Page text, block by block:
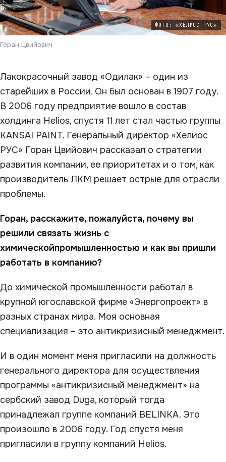
ФОТО: «ХЕЛИОС РУС»
Горан Цвийович
Лакокрасочный завод «Одилак» – один из
старейших в России. Он был основан в 1907 году.
В 2006 году предприятие вошло в состав
холдинга Helios, спустя 11 лет стал частью группы
KANSAI PAINT. Генеральный директор «Хелиос
РУС» Горан Цвийович рассказал о стратегии
развития компании, ее приоритетах и о том, как
производитель ЛКМ решает острые для отрасли
проблемы.
Горан, расскажите, пожалуйста, почему вы
решили связать жизнь с
химическойпромышленностью и как вы пришли
работать в компанию?
До химической промышленности работал в
крупной югославской фирме «Энергопроект» в
разных странах мира. Моя основная
специализация – это антикризисный менеджмент.
И в один момент меня пригласили на должность
генерального директора для осуществления
программы «антикризисный менеджмент» на
сербский завод Duga, который тогда
принадлежал группе компаний BELINKA. Это
произошло в 2006 году. Год спустя меня
пригласили в группу компаний Helios.